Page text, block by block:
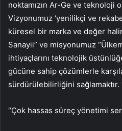
noktamızın Ar-Ge ve teknoloji
Vizyonumuz ‘yenilikçi ve
küresel bir marka ve değer
Sanayii” ve misyonumuz
ihtiyaçlarını teknolojik
gücüne sahip çözümlerle
sürdürülebilirliğini sağlamaktır.
“Çok hassas süreç yönetimi